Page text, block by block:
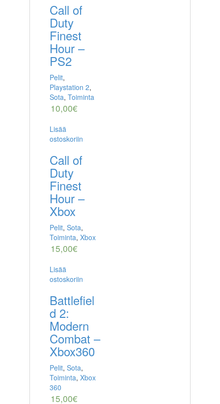
Call of
Duty
Finest
Hour –
PS2
Pelit,
Playstation 2,
Sota, Toiminta
10,00€
Lisää
ostoskoriin
Call of
Duty
Finest
Hour –
Xbox
Pelit, Sota,
Toiminta, Xbox
15,00€
Lisää
ostoskoriin
Battlefiel
d 2:
Modern
Combat –
Xbox360
Pelit, Sota,
Toiminta, Xbox
360
15,00€